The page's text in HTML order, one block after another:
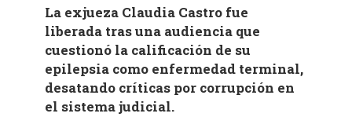
La exjueza Claudia Castro fue
liberada tras una audiencia que
cuestionó la calificación de su
epilepsia como enfermedad terminal,
desatando críticas por corrupción en
el sistema judicial.